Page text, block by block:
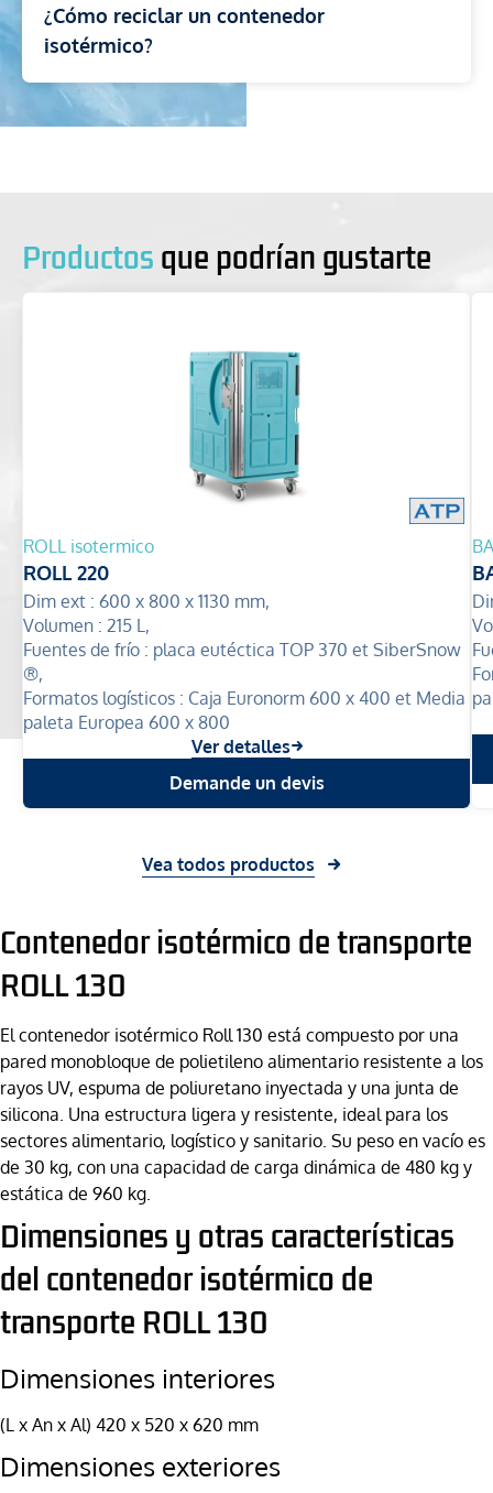
¿Cómo reciclar un contenedor
isotérmico?
Productos que podrían gustarte
ROLL isotermico
ROLL 220
Dim ext : 600 x 800 x 1130 mm,
Volumen : 215 L,
Fuentes de frío : placa eutéctica TOP 370 et SiberSnow
®,
Formatos logísticos : Caja Euronorm 600 x 400 et Media
paleta Europea 600 x 800
Ver detalles
Demande un devis
Vea todos productos
Contenedor isotérmico de transporte
ROLL 130
El contenedor isotérmico Roll 130 está compuesto por una
pared monobloque de polietileno alimentario resistente a los
rayos UV, espuma de poliuretano inyectada y una junta de
silicona. Una estructura ligera y resistente, ideal para los
sectores alimentario, logístico y sanitario. Su peso en vacío es
de 30 kg, con una capacidad de carga dinámica de 480 kg y
estática de 960 kg.
Dimensiones y otras características
del contenedor isotérmico de
transporte ROLL 130
Dimensiones interiores
(L x An x Al) 420 x 520 x 620 mm
Dimensiones exteriores